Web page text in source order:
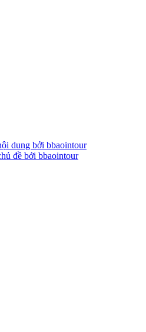
dung bởi bbaointour
đề bởi bbaointour